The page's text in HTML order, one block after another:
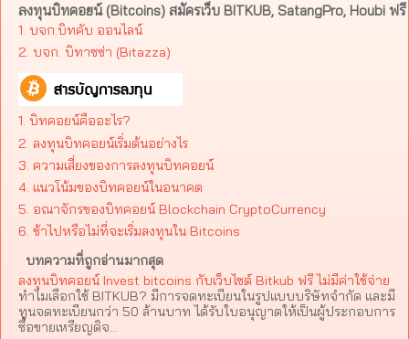
ลงทุนบิทคอยน์ (Bitcoins) สมัครเว็บ BITKUB, SatangPro, Houbi ฟรี
1. บจก.บิทคับ ออนไลน์
2. บจก. บิทาซซ่า (Bitazza)​
1. บิทคอยน์คืออะไร?
2. ลงทุนบิทคอยน์เริ่มต้นอย่างไร
3. ความเสี่ยงของการลงทุนบิทคอยน์
4. แนวโน้มของบิทคอยน์ในอนาคต
5. อณาจักรของบิทคอยน์ Blockchain CryptoCurrency
6. ช้าไปหรือไม่ที่จะเริ่มลงทุนใน Bitcoins
บทความที่ถูกอ่านมากสุด
ลงทุนบิทคอยน์ Invest bitcoins กับเว็บไซต์ Bitkub ฟรี ไม่มีค่าใช้จ่าย
ทำไมเลือกใช้ BITKUB? มีการจดทะเบียนในรูปแบบบริษัทจำกัด และมี
ทุนจดทะเบียนกว่า 50 ล้านบาท ได้รับใบอนุญาตให้เป็นผู้ประกอบการ
ซื้อขายเหรียญดิจ...